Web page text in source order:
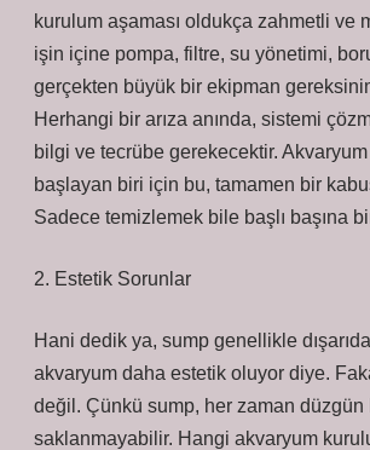
kurulum aşaması oldukça zahmetli ve
işin içine pompa, filtre, su yönetimi,
gerçekten büyük bir ekipman
Herhangi bir arıza anında, sistemi
bilgi ve tecrübe gerekecektir.
başlayan biri için bu, tamamen bir
Sadece temizlemek bile başlı başına
2. Estetik Sorunlar
Hani dedik ya, sump genellikle
akvaryum daha estetik oluyor diye.
değil. Çünkü sump, her zaman düzgün
saklanmayabilir. Hangi akvaryum